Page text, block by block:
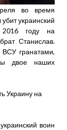
во время
украинский
2016 году на
Станислав.
ВСУ гранатами,
двое наших
Украину на
воин